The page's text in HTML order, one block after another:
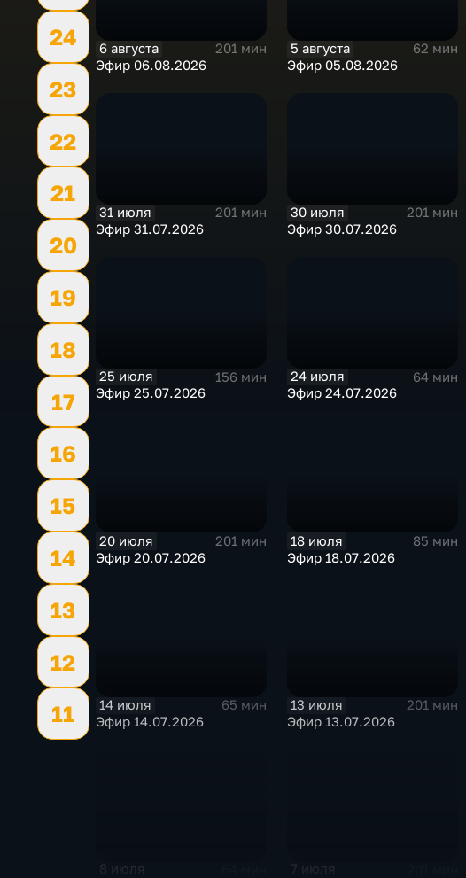
24
23
22
21
20
19
18
17
16
15
14
13
12
11
6 августа
201 мин
Эфир 06.08.2026
5 августа
62 мин
Эфир 05.08.2026
31 июля
201 мин
Эфир 31.07.2026
30 июля
201 мин
Эфир 30.07.2026
25 июля
156 мин
Эфир 25.07.2026
24 июля
64 мин
Эфир 24.07.2026
20 июля
201 мин
Эфир 20.07.2026
18 июля
85 мин
Эфир 18.07.2026
14 июля
65 мин
Эфир 14.07.2026
13 июля
201 мин
Эфир 13.07.2026
8 июля 7 июля